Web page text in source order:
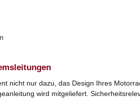
nicht nur dazu, das Design Ihres
wird mitgeliefert.